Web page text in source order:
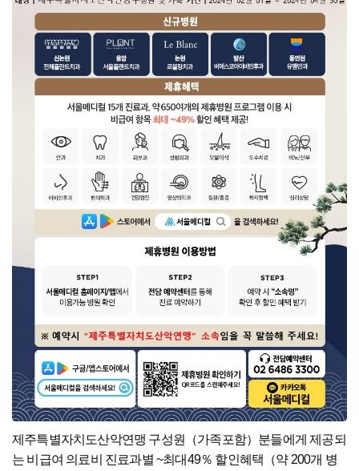
제주특별자치도산악연맹 구성원（가족포함）분들에게 제공되
는 비급여 의료비 진료과별 ~최대49％ 할인혜택（약 200개 병